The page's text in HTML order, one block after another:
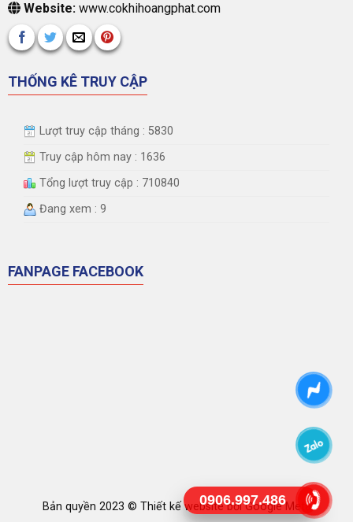
Website:www.cokhihoangphat.com
THỐNG KÊ TRUY CẬP
Lượt truy cập tháng : 5830
Truy cập hôm nay : 1636
Tổng lượt truy cập : 710840
Đang xem : 9
FANPAGE FACEBOOK
Bản quyền 2023 © Thiết kế websitebởi Google Meta
0906.997.486